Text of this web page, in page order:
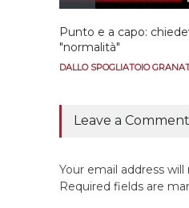
Punto e a capo:
"normalità"
DALLO SPOGLIATOIO
Leave a Comment
Your email address
Required fields are